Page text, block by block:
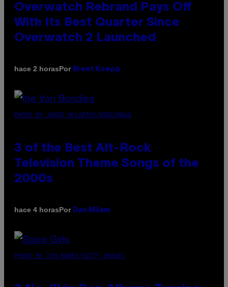
Overwatch Rebrand Pays Off
With Its Best Quarter Since
Overwatch 2 Launched
hace 2 horasPor Brent Koepp
PHOTO BY JAMIE MCCARTHY/WIREIMAGE
3 of the Best Alt-Rock
Television Theme Songs of the
2000s
hace 4 horasPor Dan Milam
PHOTO BY TIM RONEY/GETTY IMAGES